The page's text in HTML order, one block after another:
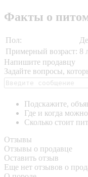
Факты о
Пол:
Примерный возраст: 8
Напишите продавцу
Задайте вопросы,
Подскажите,
Где и когда
Сколько стоит
Отзывы
Отзывы о продавце
Оставить отзыв
Еще нет отзывов о